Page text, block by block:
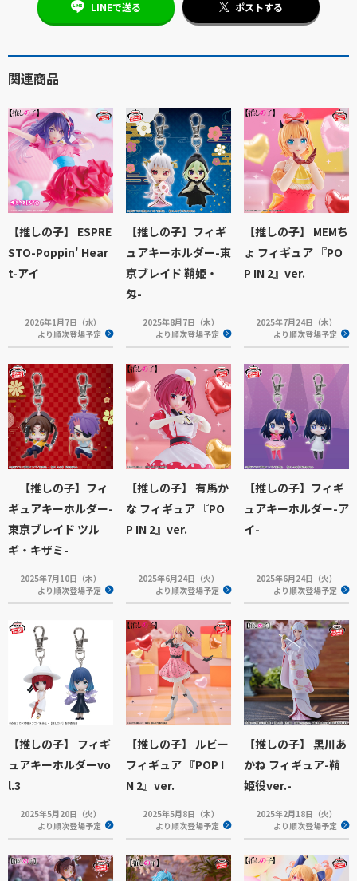
LINEで送る ポストする
関連商品
【推しの子】 ESPRE
STO-Poppin' Hear
t-アイ
2026年1月7日（水）
より順次登場予定
【推しの子】フィギ
ュアキーホルダー-東
京ブレイド 鞘姫・
匁-
2025年8月7日（木）
より順次登場予定
【推しの子】 MEMち
ょ フィギュア 『PO
P IN 2』ver.
2025年7月24日（木）
より順次登場予定
【推しの子】フィ
ギュアキーホルダー-
東京ブレイド ツル
ギ・キザミ-
2025年7月10日（木）
より順次登場予定
【推しの子】 有馬か
な フィギュア 『PO
P IN 2』ver.
2025年6月24日（火）
より順次登場予定
【推しの子】フィギ
ュアキーホルダー-ア
イ-
2025年6月24日（火）
より順次登場予定
【推しの子】 フィギ
ュアキーホルダーvo
l.3
2025年5月20日（火）
より順次登場予定
【推しの子】 ルビー
フィギュア 『POP I
N 2』ver.
2025年5月8日（木）
より順次登場予定
【推しの子】 黒川あ
かね フィギュア-鞘
姫役ver.-
2025年2月18日（火）
より順次登場予定